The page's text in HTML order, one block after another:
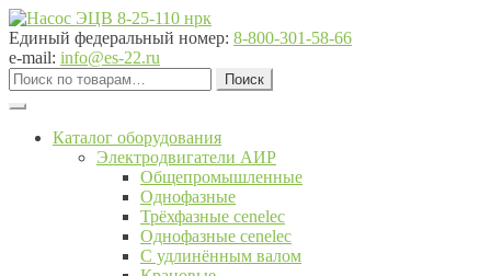
Перейти
к
навигации
Перейти
к
содержимому
Единый федеральный номер: 8-800-301-58-66
e-mail: info@es-22.ru
Искать:
Поиск
Каталог оборудования
Электродвигатели АИР
Общепромышленные
Однофазные
Трёхфазные cenelec
Однофазные cenelec
С удлинённым валом